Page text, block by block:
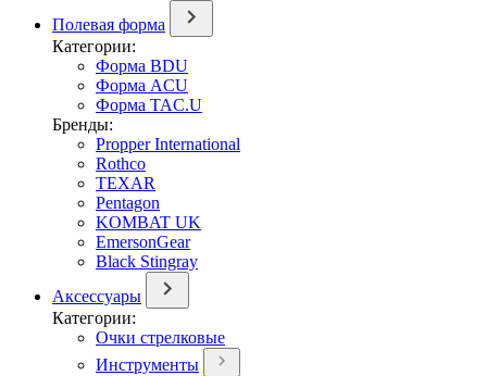
Полевая форма
Категории:
Форма BDU
Форма ACU
Форма TAC.U
Бренды:
Propper International
Rothco
TEXAR
Pentagon
KOMBAT UK
EmersonGear
Black Stingray
Аксессуары
Категории:
Очки стрелковые
Инструменты